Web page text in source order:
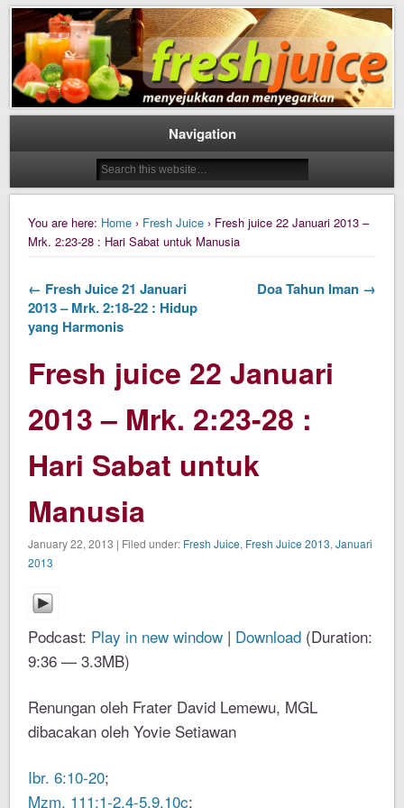
Daily Fresh Juice
Daily Fresh Juice Renungan Harian Katolik Menyejukkan dan Menyegarkan
Navigation
You are here: Home › Fresh Juice › Fresh juice 22 Januari 2013 –
Mrk. 2:23-28 : Hari Sabat untuk Manusia
← Fresh Juice 21 Januari
2013 – Mrk. 2:18-22 : Hidup
yang Harmonis
Doa Tahun Iman →
Fresh juice 22 Januari
2013 – Mrk. 2:23-28 :
Hari Sabat untuk
Manusia
January 22, 2013 | Filed under: Fresh Juice, Fresh Juice 2013,Januari
2013
Podcast: Play in new window | Download (Duration:
9:36 — 3.3MB)
Renungan oleh Frater David Lemewu, MGL
dibacakan oleh Yovie Setiawan
Ibr. 6:10-20;
Mzm. 111:1-2,4-5,9,10c;